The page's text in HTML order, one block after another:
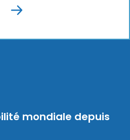
mondiale depuis